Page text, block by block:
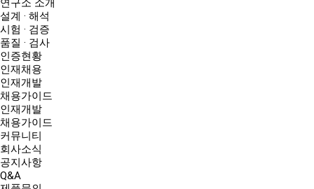
연구소 소개
설계 · 해석
시험 · 검증
품질 · 검사
인증현황
인재채용
인재개발
채용가이드
인재개발
채용가이드
커뮤니티
회사소식
공지사항
Q&A